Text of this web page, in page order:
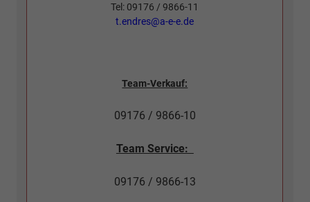
Tel: 09176 / 9866-11
t.endres@a-e-e.de
Team-Verkauf:
09176 / 9866-10
Team Service:
09176 / 9866-13